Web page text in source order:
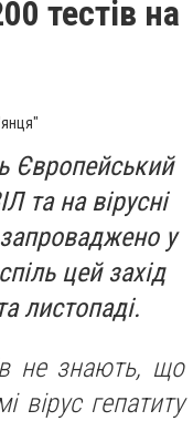
тестів на
Європейський
та на вірусні
у
цей захід
листопаді.
не знають, що
вірус гепатиту